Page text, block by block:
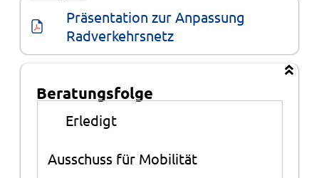
Präsentation zur Anpassung
Radverkehrsnetz
Beratungsfolge
Beratungsfolge
Erledigt
Ausschuss für Mobilität